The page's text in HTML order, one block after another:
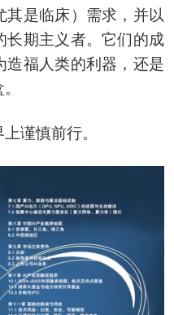
其是临床）需求，并以
长期主义者。它们的成
造福人类的利器，还是
谨慎前行。